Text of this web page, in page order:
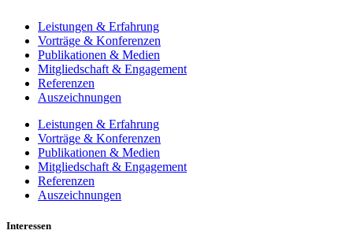
Leistungen & Erfahrung
Vorträge & Konferenzen
Publikationen & Medien
Mitgliedschaft & Engagement
Referenzen
Auszeichnungen
Leistungen & Erfahrung
Vorträge & Konferenzen
Publikationen & Medien
Mitgliedschaft & Engagement
Referenzen
Auszeichnungen
Interessen